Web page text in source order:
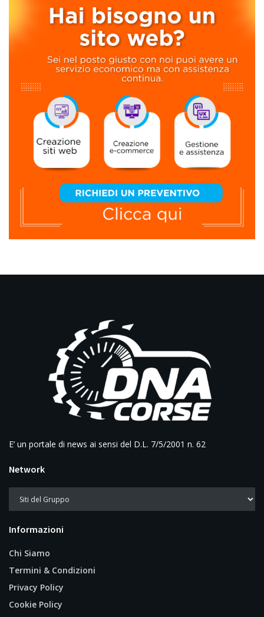
E’ un portale di news ai sensi del D.L. 7/5/2001 n. 62
Network
Informazioni
Chi Siamo
Termini & Condizioni
Privacy Policy
Cookie Policy